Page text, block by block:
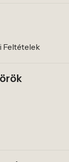
Feltételek